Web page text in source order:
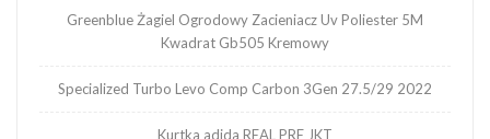
Greenblue Żagiel Ogrodowy Zacieniacz Uv Poliester 5M
Kwadrat Gb505 Kremowy
Specialized Turbo Levo Comp Carbon 3Gen 27.5/29 2022
Kurtka adida REAL PRE JKT